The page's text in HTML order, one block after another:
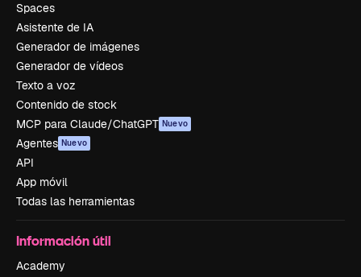
Spaces
Asistente de IA
Generador de imágenes
Generador de vídeos
Texto a voz
Contenido de stock
MCP para Claude/ChatGPT Nuevo
Agentes Nuevo
API
App móvil
Todas las herramientas
Información útil
Academy